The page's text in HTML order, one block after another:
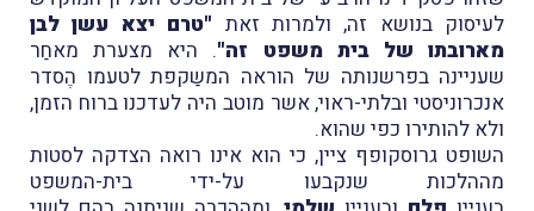
לעיסוק בנושא זה, ולמרות זאת "טרם יצא עשן לבן
מארובתו של בית משפט זה". היא מצערת מאחַר
שעניינה בפרשנותה של הוראה המשַקפת לטעמו הֶסדר
אנכרוניסטי ובלתי-ראוי, אשר מוטב היה לעדכנו ברוח הזמן,
ולא להותירו כפי שהוא.
השופט גרוסקופף ציין, כי הוא אינו רואה הצדקה לסטות
מההלכות שנקבעו על-ידי בית-המשפט